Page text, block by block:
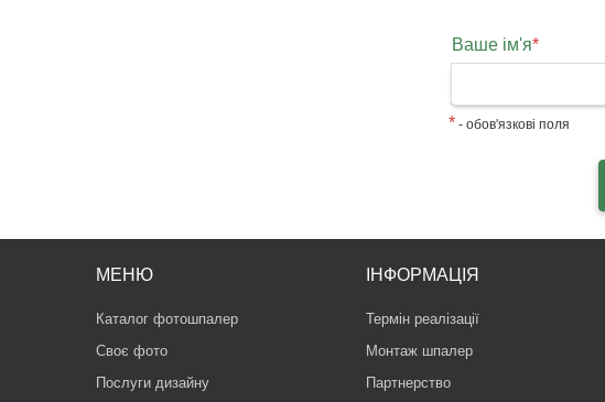
Ваше ім'я*
* - обов'язкові поля
МЕНЮ
Каталог фотошпалер
Своє фото
Послуги дизайну
ІНФОРМАЦІЯ
Термін реалізації
Монтаж шпалер
Партнерство